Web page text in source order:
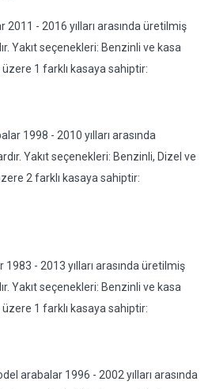
2011 - 2016 yılları arasında üretilmiş
Yakıt seçenekleri: Benzinli ve kasa
1 farklı kasaya sahiptir:
1998 - 2010 yılları arasında
Yakıt seçenekleri: Benzinli, Dizel ve
2 farklı kasaya sahiptir:
- 2013 yılları arasında üretilmiş
Yakıt seçenekleri: Benzinli ve kasa
1 farklı kasaya sahiptir:
arabalar 1996 - 2002 yılları arasında